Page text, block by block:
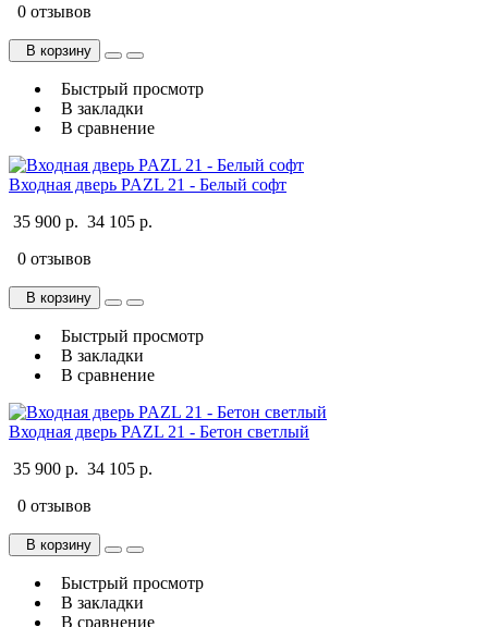
0 отзывов
В корзину
Быстрый просмотр
В закладки
В сравнение
Входная дверь PAZL 21 - Белый софт
35 900 р. 34 105 р.
0 отзывов
В корзину
Быстрый просмотр
В закладки
В сравнение
Входная дверь PAZL 21 - Бетон светлый
35 900 р. 34 105 р.
0 отзывов
В корзину
Быстрый просмотр
В закладки
В сравнение